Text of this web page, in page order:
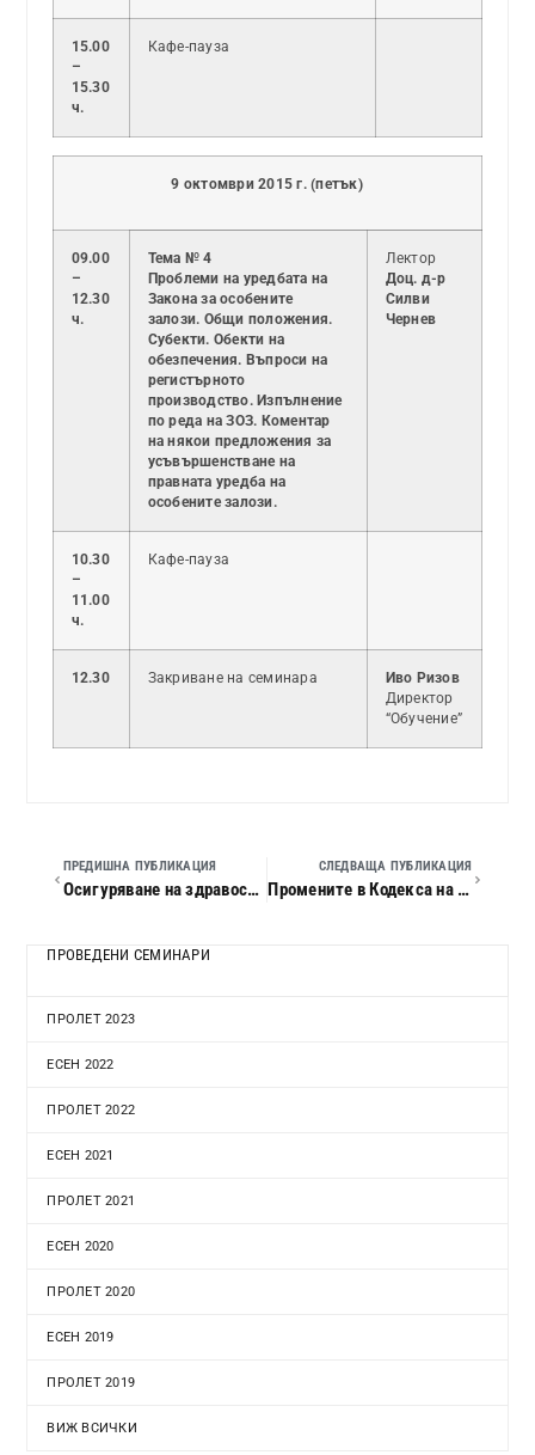
15.00
–
15.30
ч.
Кафе-пауза
9 октомври 2015 г. (петък)
09.00
–
12.30
ч.
Тема № 4
Проблеми на уредбата на
Закона за особените
залози. Общи положения.
Субекти. Обекти на
обезпечения. Въпроси на
регистърното
производство. Изпълнение
по реда на ЗОЗ. Коментар
на някои предложения за
усъвършенстване на
правната уредба на
особените залози.
Лектор
Доц. д-р
Силви
Чернев
10.30
–
11.00
ч.
Кафе-пауза
12.30 Закриване на семинара
Иво Ризов
Директор
“Обучение”
ПРЕДИШНА ПУБЛИКАЦИЯ
Осигуряване на здравословни и безопасни условия на труд – Гърция
СЛЕДВАЩА ПУБЛИКАЦИЯ
Промените в Кодекса на труда и Кодекса за социално осигуряване през 2015 г. Актуални въпроси на трудовите отношения и социалното осигуряване
ПРОВЕДЕНИ СЕМИНАРИ
ПРОЛЕТ 2023
ЕСЕН 2022
ПРОЛЕТ 2022
ЕСЕН 2021
ПРОЛЕТ 2021
ЕСЕН 2020
ПРОЛЕТ 2020
ЕСЕН 2019
ПРОЛЕТ 2019
ВИЖ ВСИЧКИ